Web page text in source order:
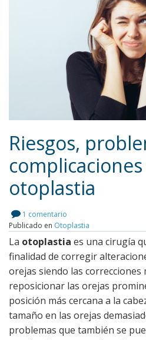
Riesgos,
otoplastia
1 comentario
Publicado en Otoplastia
La otoplastia es una cirugía
finalidad de corregir
orejas siendo las correcciones
reposicionar las orejas
posición más cercana a la
tamaño en las orejas
problemas que también se